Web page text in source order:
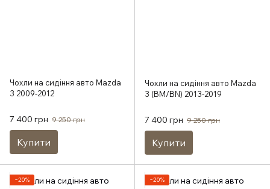
Чохли на сидіння авто Mazda
3 2009-2012
7 400 грн 9 250 грн
Купити
Чохли на сидіння авто Mazda
3 (BM/BN) 2013-2019
7 400 грн 9 250 грн
Купити
−20% −20%